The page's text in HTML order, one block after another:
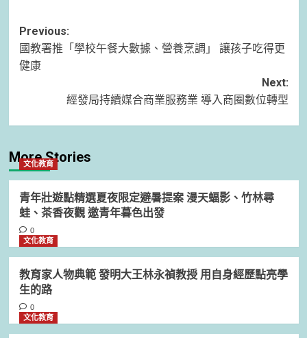
Post
navigation
Previous:
國教署推「學校午餐大數據、營養烹調」 讓孩子吃得更
健康
Next:
經發局持續媒合商業服務業 導入商圈數位轉型
More Stories
文化教育
青年壯遊點精選夏夜限定避暑提案 漫天蝠影、竹林尋
蛙、茶香夜觀 邀青年暮色出發
0
文化教育
教育家人物典範 發明大王林永禎教授 用自身經歷點亮學
生的路
0
文化教育